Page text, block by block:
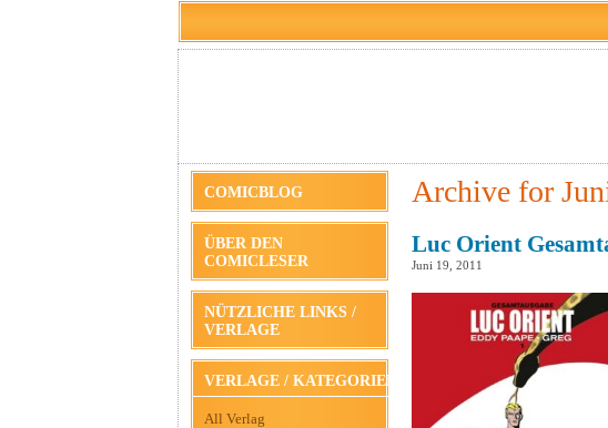
COMICBLOG
ÜBER DEN
COMICLESER
NÜTZLICHE LINKS /
VERLAGE
VERLAGE / KATEGORIEN
All Verlag
Archive for
Luc Orient
Juni 19, 2011